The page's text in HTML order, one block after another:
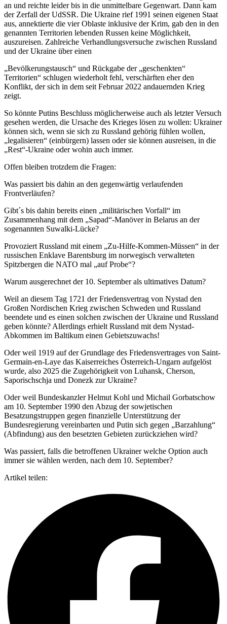
an und reichte leider bis in die unmittelbare Gegenwart. Dann kam
der Zerfall der UdSSR. Die Ukraine rief 1991 seinen eigenen Staat
aus, annektierte die vier Oblaste inklusive der Krim, gab den in den
genannten Territorien lebenden Russen keine Möglichkeit,
auszureisen. Zahlreiche Verhandlungsversuche zwischen Russland
und der Ukraine über einen
„Bevölkerungstausch“ und Rückgabe der „geschenkten“
Territorien“ schlugen wiederholt fehl, verschärften eher den
Konflikt, der sich in dem seit Februar 2022 andauernden Krieg
zeigt.
So könnte Putins Beschluss möglicherweise auch als letzter Versuch
gesehen werden, die Ursache des Krieges lösen zu wollen: Ukrainer
können sich, wenn sie sich zu Russland gehörig fühlen wollen,
„legalisieren“ (einbürgern) lassen oder sie können ausreisen, in die
„Rest“-Ukraine oder wohin auch immer.
Offen bleiben trotzdem die Fragen:
Was passiert bis dahin an den gegenwärtig verlaufenden
Frontverläufen?
Gibt´s bis dahin bereits einen „militärischen Vorfall“ im
Zusammenhang mit dem „Sapad“-Manöver in Belarus an der
sogenannten Suwalki-Lücke?
Provoziert Russland mit einem „Zu-Hilfe-Kommen-Müssen“ in der
russischen Enklave Barentsburg im norwegisch verwalteten
Spitzbergen die NATO mal „auf Probe“?
Warum ausgerechnet der 10. September als ultimatives Datum?
Weil an diesem Tag 1721 der Friedensvertrag von Nystad den
Großen Nordischen Krieg zwischen Schweden und Russland
beendete und es einen solchen zwischen der Ukraine und Russland
geben könnte? Allerdings erhielt Russland mit dem Nystad-
Abkommen im Baltikum einen Gebietszuwachs!
Oder weil 1919 auf der Grundlage des Friedensvertrages von Saint-
Germain-en-Laye das Kaiserreiches Österreich-Ungarn aufgelöst
wurde, also 2025 die Zugehörigkeit von Luhansk, Cherson,
Saporischschja und Donezk zur Ukraine?
Oder weil Bundeskanzler Helmut Kohl und Michail Gorbatschow
am 10. September 1990 den Abzug der sowjetischen
Besatzungstruppen gegen finanzielle Unterstützung der
Bundesregierung vereinbarten und Putin sich gegen „Barzahlung“
(Abfindung) aus den besetzten Gebieten zurückziehen wird?
Was passiert, falls die betroffenen Ukrainer welche Option auch
immer sie wählen werden, nach dem 10. September?
Artikel teilen: